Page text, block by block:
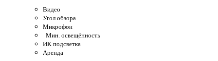
Видео
Угол обзора
Микрофон
Мин. освещённость
ИК подсветка
Аренда